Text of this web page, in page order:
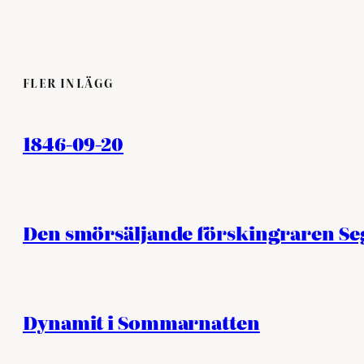
FLER INLÄGG
1846-09-20
Den smörsäljande förskingraren
Dynamit i Sommarnatten